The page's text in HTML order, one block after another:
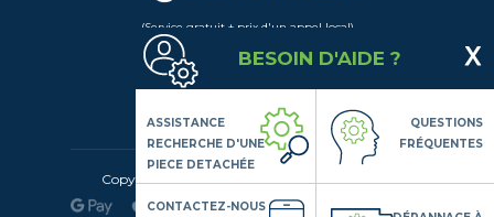
(Service gratuit + prix d'un appel local)
Lundi au Vendredi de 9h à 18h
Contactez-Nous
Suivez-nous
Copyright© 2020 LSDLP, Tous droits réservés
BESOIN D'AIDE ?
ASSISTANCE
RECHERCHE D'UNE
PIECE DETACHÉE
QUESTIONS
FRÉQUENTES
CONTACTEZ-NOUS